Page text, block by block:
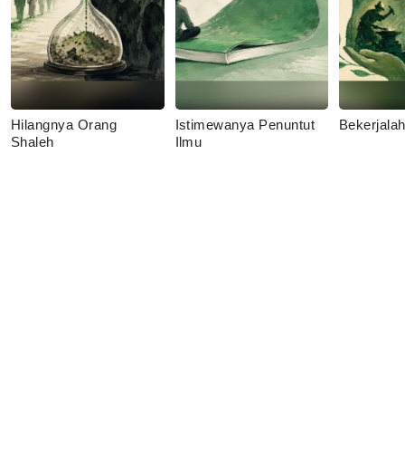
Hilangnya Orang
Shaleh
Istimewanya Penuntut
Ilmu
Bekerjalah